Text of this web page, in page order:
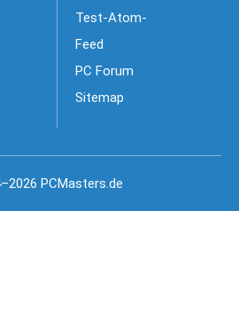
Test-Atom-
Feed
PC Forum
Sitemap
PCMasters.de